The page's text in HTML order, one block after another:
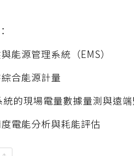
能源管理系統（EMS）
合能源計量
統的現場電量數據量測與遠
電能分析與耗能評估